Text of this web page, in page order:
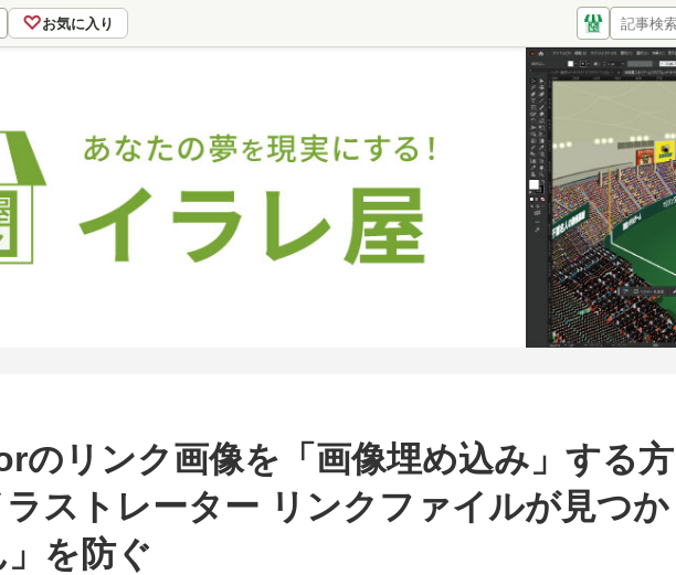
♡お気に入り
のリンク画像を「画像埋め込み」する方
ストレーター リンクファイルが見つか
を防ぐ